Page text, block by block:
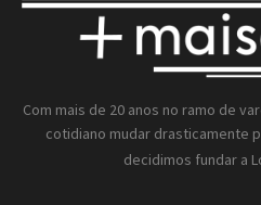
Com mais de 20 anos no ramo de
cotidiano mudar drasticamente
decidimos fundar a